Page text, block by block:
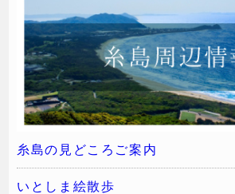
糸島の見どころご案内
いとしま絵散歩